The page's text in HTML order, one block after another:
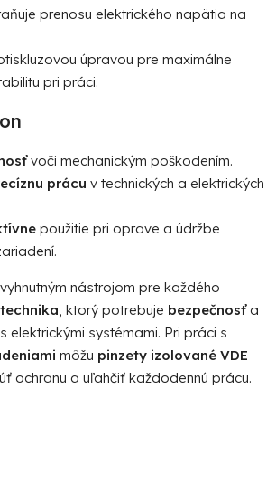
prenosu elektrického napätia na
úpravou pre maximálne
pri práci.
voči mechanickým poškodením.
prácu v technických a elektrických
použitie pri oprave a údržbe
nástrojom pre každého
technika , ktorý potrebuje bezpečnosťa
elektrickými systémami. Pri práci s
môžu pinzety izolované VDE
ochranu a uľahčiť každodennú prácu.